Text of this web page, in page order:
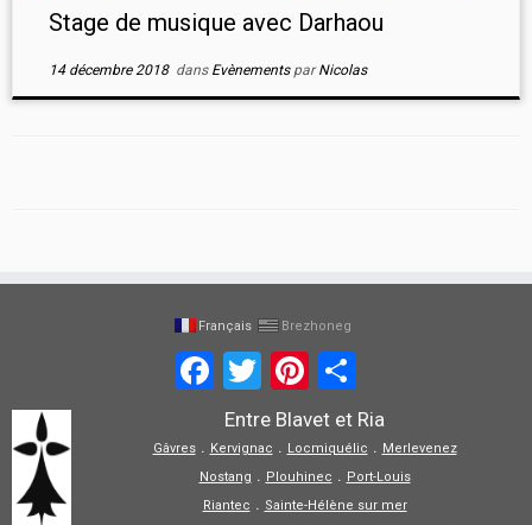
Stage de musique avec Darhaou
14 décembre 2018dans Evènements parNicolas
Français Brezhoneg
FacebookTwitter Pinterest
Entre Blavet et Ria
Gâvres. Kervignac . Locmiquélic . Merlevenez
Nostang . Plouhinec . Port-Louis
Riantec . Sainte-Hélène sur mer